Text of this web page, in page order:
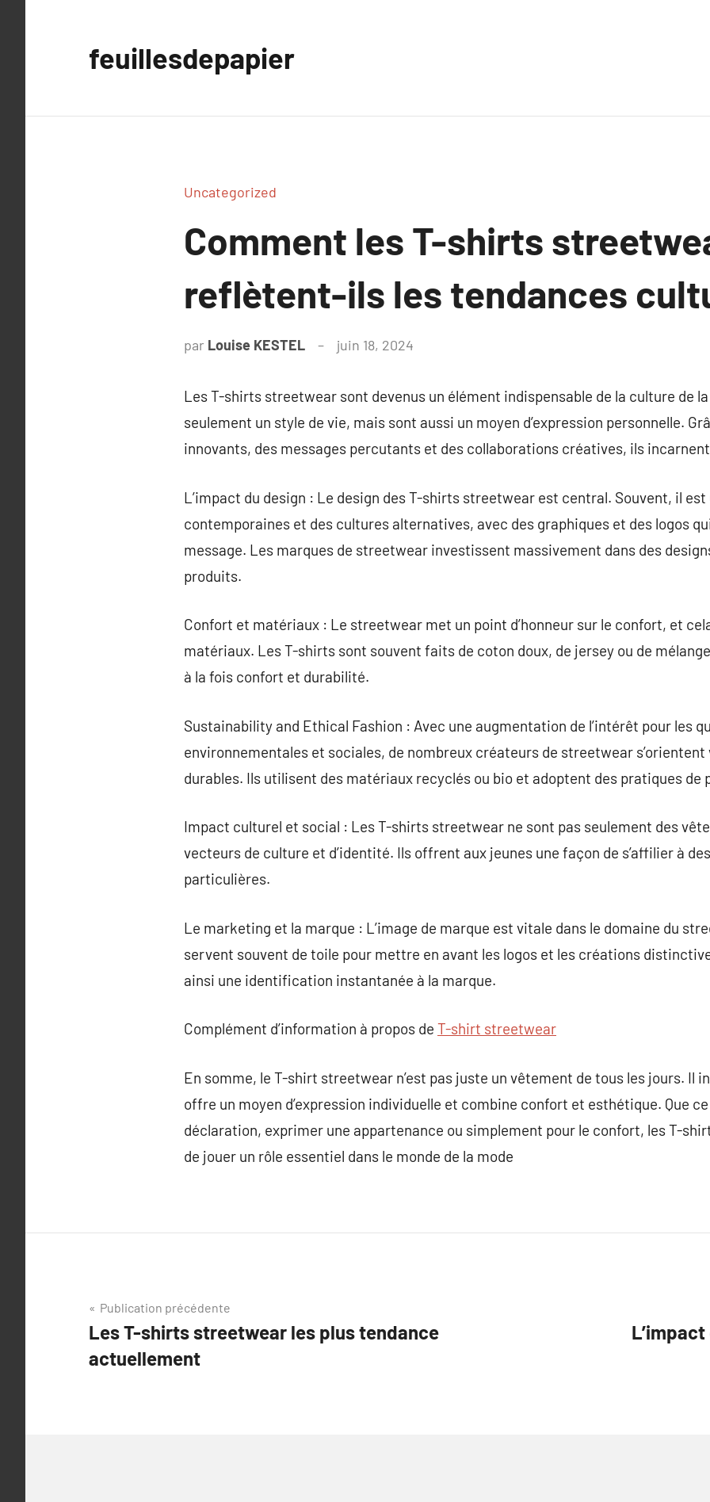
feuillesdepapier
Uncategorized
Comment les T-shirts
reflètent-ils les tendances
par Louise KESTEL juin 18, 2024
Les T-shirts streetwear sont devenus un élément indispensable de la culture de
seulement un style de vie, mais sont aussi un moyen d’expression personnelle.
innovants, des messages percutants et des collaborations créatives, ils
L’impact du design : Le design des T-shirts streetwear est central. Souvent, il
contemporaines et des cultures alternatives, avec des graphiques et des logos
message. Les marques de streetwear investissent massivement dans des
produits.
Confort et matériaux : Le streetwear met un point d’honneur sur le confort, et
matériaux. Les T-shirts sont souvent faits de coton doux, de jersey ou de
à la fois confort et durabilité.
Sustainability and Ethical Fashion : Avec une augmentation de l’intérêt pour les
environnementales et sociales, de nombreux créateurs de streetwear
durables. Ils utilisent des matériaux recyclés ou bio et adoptent des pratiques de
Impact culturel et social : Les T-shirts streetwear ne sont pas seulement des
vecteurs de culture et d’identité. Ils offrent aux jeunes une façon de s’affilier à
particulières.
Le marketing et la marque : L’image de marque est vitale dans le domaine du
servent souvent de toile pour mettre en avant les logos et les créations
ainsi une identification instantanée à la marque.
Complément d’information à propos de T-shirt streetwear
En somme, le T-shirt streetwear n’est pas juste un vêtement de tous les jours. Il
offre un moyen d’expression individuelle et combine confort et esthétique. Que
déclaration, exprimer une appartenance ou simplement pour le confort, les T-
de jouer un rôle essentiel dans le monde de la mode
Navigation
de
l’article
Publication précédente
Les T-shirts streetwear les plus tendance
actuellement